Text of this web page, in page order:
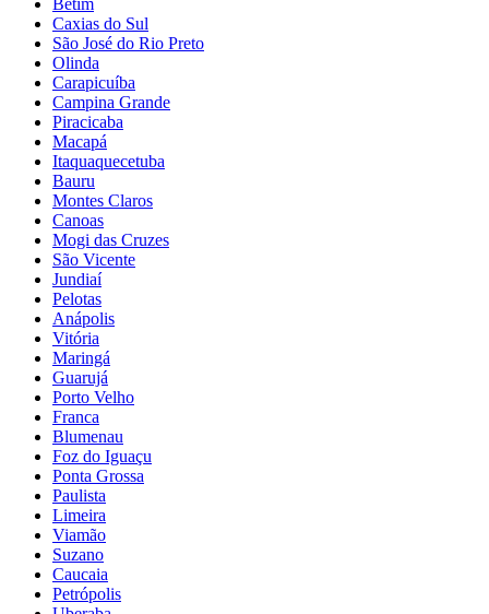
Betim
Caxias do Sul
São José do Rio Preto
Olinda
Carapicuíba
Campina Grande
Piracicaba
Macapá
Itaquaquecetuba
Bauru
Montes Claros
Canoas
Mogi das Cruzes
São Vicente
Jundiaí
Pelotas
Anápolis
Vitória
Maringá
Guarujá
Porto Velho
Franca
Blumenau
Foz do Iguaçu
Ponta Grossa
Paulista
Limeira
Viamão
Suzano
Caucaia
Petrópolis